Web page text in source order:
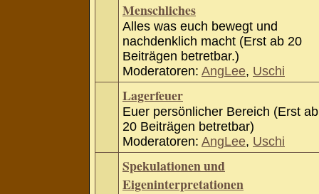
Menschliches
Alles was euch bewegt und
nachdenklich macht (Erst ab 20
Beiträgen betretbar.)
Moderatoren: AngLee, Uschi
Lagerfeuer
Euer persönlicher Bereich (Erst ab
20 Beiträgen betretbar)
Moderatoren: AngLee, Uschi
Spekulationen und
Eigeninterpretationen